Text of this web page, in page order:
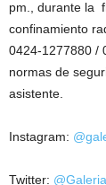
pm., durante la
confinamiento
0424-1277880 /
normas de
asistente.
Instagram:
Twitter: